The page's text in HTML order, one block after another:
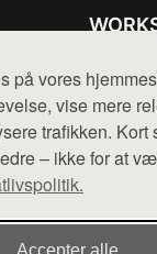
på vores
vise mere
trafikken. Kort
– ikke for at
Accepter alle
Mail:
Cookie-
want.dk, der